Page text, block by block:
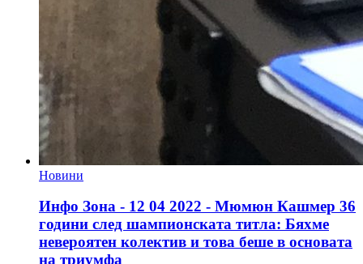
Новини
Инфо Зона - 12 04 2022 - Мюмюн Кашмер 36
години след шампионската титла: Бяхме
невероятен колектив и това беше в основата
на триумфа